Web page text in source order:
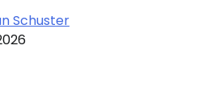
Schuster